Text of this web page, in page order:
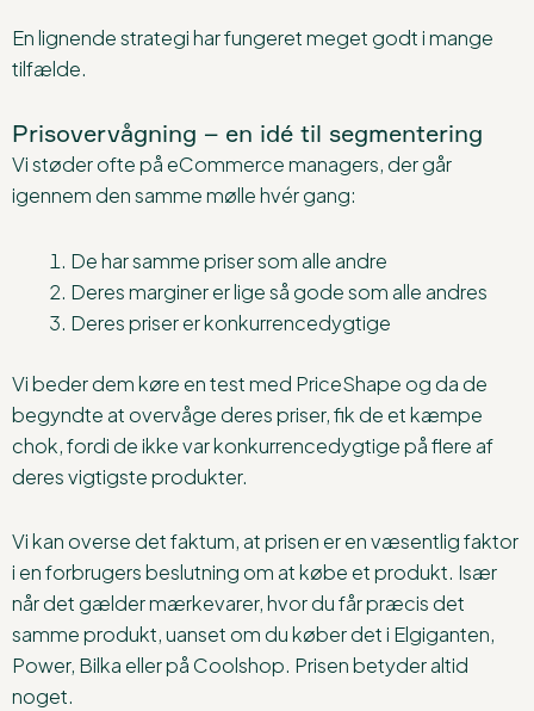
En lignende strategi har fungeret meget godt i mange
tilfælde.
Prisovervågning – en idé til segmentering
Vi støder ofte på eCommerce managers, der går
igennem den samme mølle hvér gang:
De har samme priser som alle andre
Deres marginer er lige så gode som alle andres
Deres priser er konkurrencedygtige
Vi beder dem køre en test med PriceShape og da de
begyndte at overvåge deres priser, fik de et kæmpe
chok, fordi de ikke var konkurrencedygtige på flere af
deres vigtigste produkter.
Vi kan overse det faktum, at prisen er en væsentlig faktor
i en forbrugers beslutning om at købe et produkt. Især
når det gælder mærkevarer, hvor du får præcis det
samme produkt, uanset om du køber det i Elgiganten,
Power, Bilka eller på Coolshop. Prisen betyder altid
noget.